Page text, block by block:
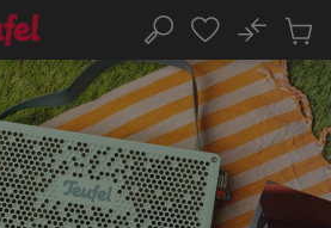
Cerca
No
nel